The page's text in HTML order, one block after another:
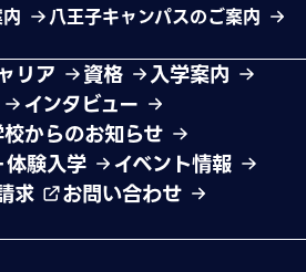
八王子キャンパスのご案内
リア 資格
入学案内
インタビュー
からのお知らせ
体験入学
イベント情報
求
お問い合わせ